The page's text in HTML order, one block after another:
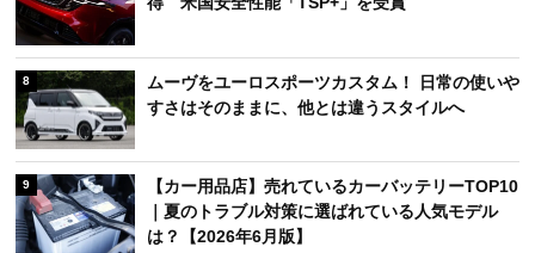
8
ムーヴをユーロスポーツカスタム！ 日常の使いや
すさはそのままに、他とは違うスタイルへ
9
【カー用品店】売れているカーバッテリーTOP10
｜夏のトラブル対策に選ばれている人気モデル
は？【2026年6月版】